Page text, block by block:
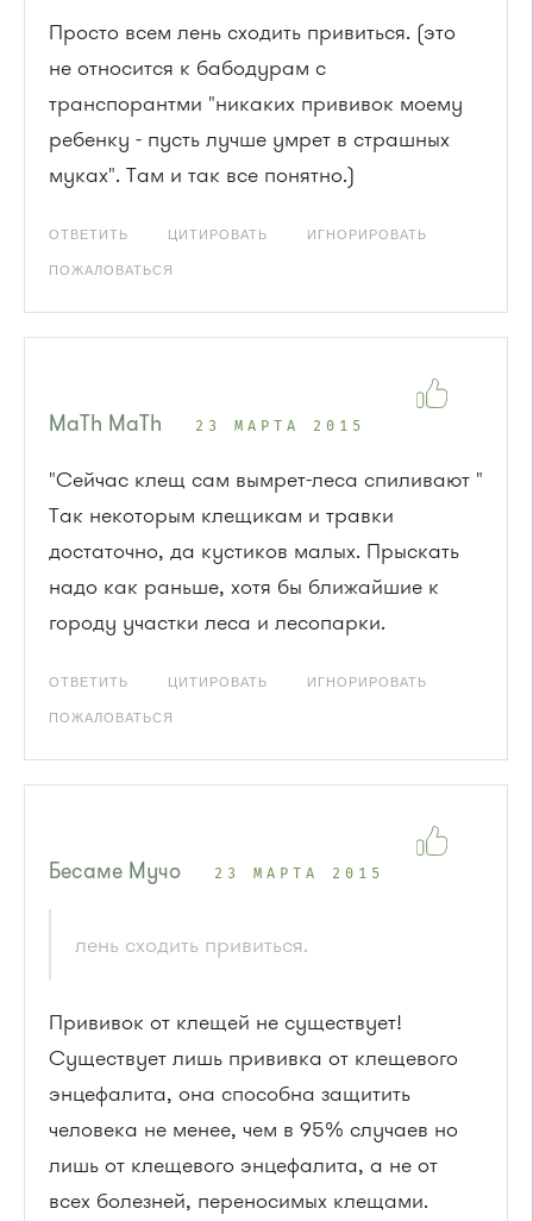
Просто всем лень сходить привиться. (это
не относится к бабодурам с
транспорантми "никаких прививок моему
ребенку - пусть лучше умрет в страшных
муках". Там и так все понятно.)
ОТВЕТИТЬ ЦИТИРОВАТЬ ИГНОРИРОВАТЬ
ПОЖАЛОВАТЬСЯ
MaTh MaTh 23 МАРТА 2015
"Сейчас клещ сам вымрет-леса спиливают "
Так некоторым клещикам и травки
достаточно, да кустиков малых. Прыскать
надо как раньше, хотя бы ближайшие к
городу участки леса и лесопарки.
ОТВЕТИТЬ ЦИТИРОВАТЬ ИГНОРИРОВАТЬ
ПОЖАЛОВАТЬСЯ
Бесаме Мучо 23 МАРТА 2015
лень сходить привиться.
Прививок от клещей не существует!
Существует лишь прививка от клещевого
энцефалита, она способна защитить
человека не менее, чем в 95% случаев но
лишь от клещевого энцефалита, а не от
всех болезней, переносимых клещами.